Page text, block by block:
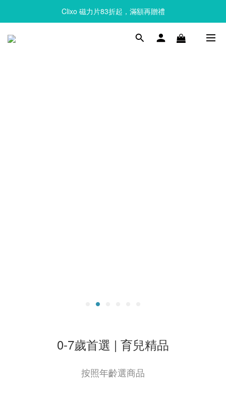
Clixo 磁力片83折起，滿額再贈禮
Clixo 磁力片83折起，滿額再贈禮
Queebi 酷比島 安撫巾 奶嘴玩偶 全新上市 首購 85折!!
0-7歲首選 | 育兒精品
按照年齡選商品